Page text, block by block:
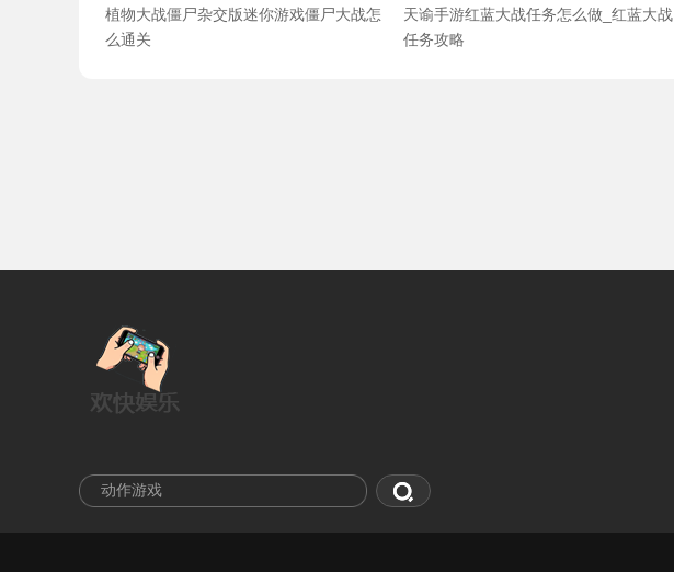
植物大战僵尸杂交版迷你游戏僵尸大战怎
么通关
天谕手游红蓝大战任务怎么做_红蓝大战
任务攻略